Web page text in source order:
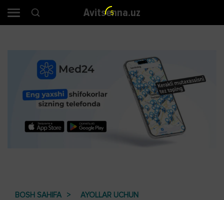
Avitsenna.uz
BOSH SAHIFA AYOLLAR UCHUN
4